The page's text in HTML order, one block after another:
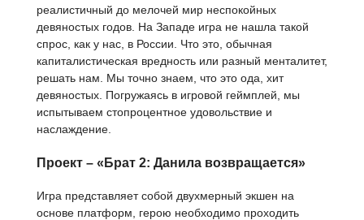
реалистичный до мелочей мир неспокойных
девяностых годов. На Западе игра не нашла такой
спрос, как у нас, в России. Что это, обычная
капиталистическая вредность или разный менталитет,
решать нам. Мы точно знаем, что это ода, хит
девяностых. Погружаясь в игровой геймплей, мы
испытываем стопроцентное удовольствие и
наслаждение.
Проект – «Брат 2: Данила возвращается»
Игра представляет собой двухмерный экшен на
основе платформ, герою необходимо проходить